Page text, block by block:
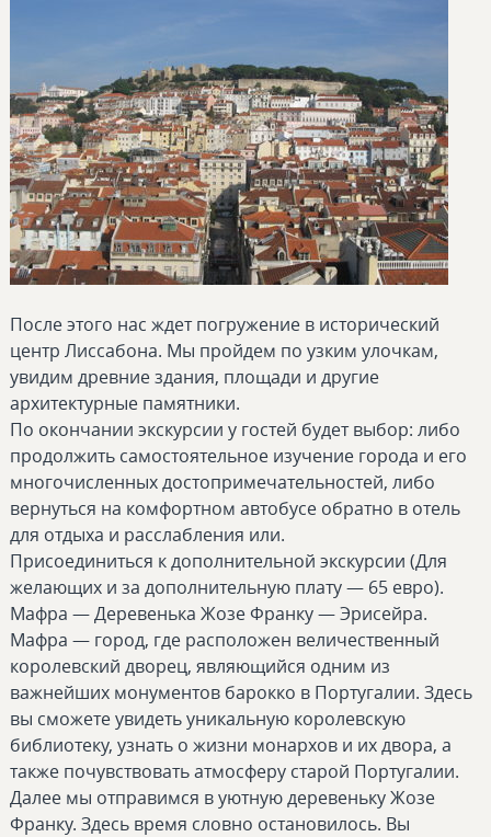
После этого нас ждет погружение в исторический
центр Лиссабона. Мы пройдем по узким улочкам,
увидим древние здания, площади и другие
архитектурные памятники.
По окончании экскурсии у гостей будет выбор: либо
продолжить самостоятельное изучение города и его
многочисленных достопримечательностей, либо
вернуться на комфортном автобусе обратно в отель
для отдыха и расслабления или.
Присоединиться к дополнительной экскурсии (Для
желающих и за дополнительную плату — 65 евро).
Мафра — Деревенька Жозе Франку — Эрисейра.
Мафра — город, где расположен величественный
королевский дворец, являющийся одним из
важнейших монументов барокко в Португалии. Здесь
вы сможете увидеть уникальную королевскую
библиотеку, узнать о жизни монархов и их двора, а
также почувствовать атмосферу старой Португалии.
Далее мы отправимся в уютную деревеньку Жозе
Франку. Здесь время словно остановилось. Вы